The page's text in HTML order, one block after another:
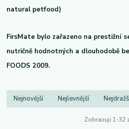
natural petfood)
FirsMate bylo zařazeno na prestižní
nutričně hodnotných a dlouhodobě
FOODS 2009.
Nejnovější Nejlevnější
Zobrazuji 1-32